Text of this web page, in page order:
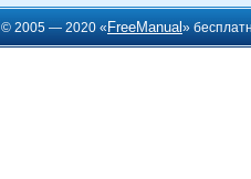
© 2005 — 2020 « FreeManual»